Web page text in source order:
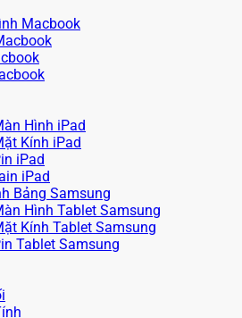
Macbook
Hình iPad
Kính iPad
iPad
iPad
Bảng Samsung
Hình Tablet Samsung
Kính Tablet Samsung
Tablet Samsung